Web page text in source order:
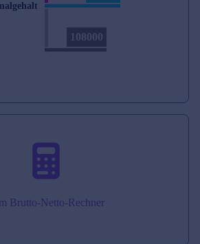
108000
Brutto-Netto-Rechner